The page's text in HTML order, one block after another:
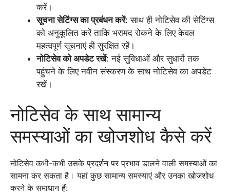
करें।
सूचना सेटिंग्स का प्रबंधन करें: साथ ही नोटिसेव की सेटिंग्स
को अनुकूलित करें ताकि भरामद रोकने के लिए केवल
महत्वपूर्ण सूचनाएं ही सुरक्षित रहें।
नोटिसेव को अपडेट रखें: नई सुविधाओं और सुधारों तक
पहुंचने के लिए नवीन संस्करण के साथ नोटिसेव का अपडेट
रखें।
नोटिसेव के साथ सामान्य
समस्याओं का खोजशोध कैसे करें
नोटिसेव कभी-कभी उसके प्रदर्शन पर प्रभाव डालने वाली समस्याओं का
सामना कर सकता है। यहां कुछ सामान्य समस्याएं और उनका खोजशोध
करने के समाधान हैं: